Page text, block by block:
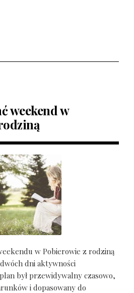
weekend w
w Pobierowie z rodziną
dni aktywności
był przewidywalny czasowo,
i dopasowany do